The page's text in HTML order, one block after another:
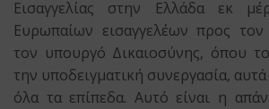
Εισαγγελίας στην Ελλάδα εκ
Ευρωπαίων εισαγγελέων προς
τον υπουργό Δικαιοσύνης, όπου
την υποδειγματική συνεργασία,
όλα τα επίπεδα. Αυτό είναι η